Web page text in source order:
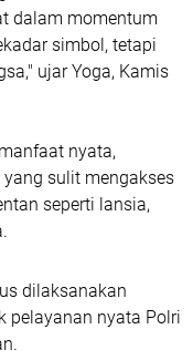
dalam momentum
simbol, tetapi
ujar Yoga, Kamis
nyata,
sulit mengakses
seperti lansia,
dilaksanakan
pelayanan nyata Polri